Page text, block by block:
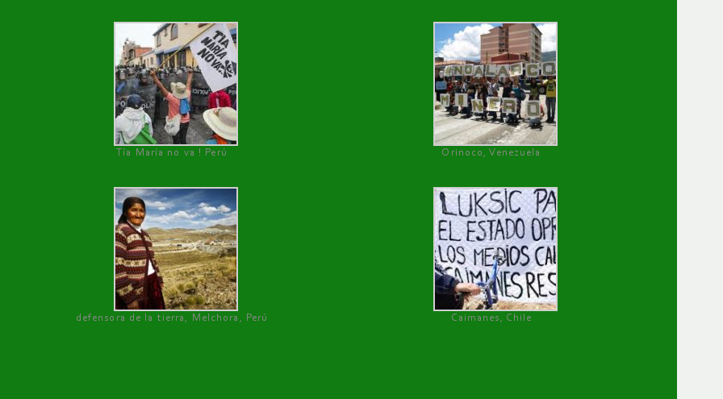
Tía María no va ! Perú Orinoco, Venezuela
defensora de la tierra, Melchora, Perú Caimanes, Chile